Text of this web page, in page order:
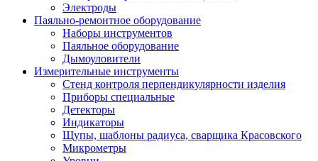
Электроды
Паяльно-ремонтное оборудование
Наборы инструментов
Паяльное оборудование
Дымоуловители
Измерительные инструменты
Стенд контроля перпендикулярности изделия
Приборы специальные
Детекторы
Индикаторы
Щупы, шаблоны радиуса, сварщика Красовского
Микрометры